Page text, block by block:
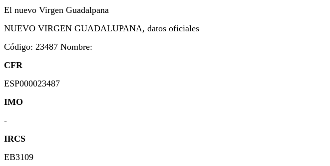
El nuevo Virgen Guadalpana
NUEVO VIRGEN GUADALUPANA, datos oficiales
Código: 23487 Nombre:
CFR
ESP000023487
IMO
-
IRCS
EB3109